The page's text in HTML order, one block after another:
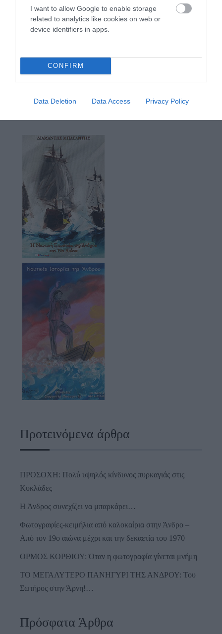
I want to allow Google to enable storage
related to analytics like cookies on web or
device identifiers in apps.
CONFIRM
Data Deletion Data Access Privacy Policy
Προτεινόμενα άρθρα
ΠΡΟΣΟΧΗ: Πολύ υψηλός κίνδυνος πυρκαγιάς στις
Κυκλάδες
Η Άνδρος συνεχίζει να μπαρκάρει…
Φωτογραφίες-κειμήλια από καλοκαίρια στην Άνδρο –
Από τον 19ο αιώνα μέχρι και την δεκαετία του 1970
ΟΡΜΟΣ ΚΟΡΘΙΟΥ: Όταν η φωτογραφία γίνεται μνήμη
ΤΟ ΜΕΓΑΛΥΤΕΡΟ ΠΑΝΗΓΥΡΙ ΤΗΣ ΑΝΔΡΟΥ: Του
Σωτήρος στην Άρνη!…
Πρόσφατα Άρθρα